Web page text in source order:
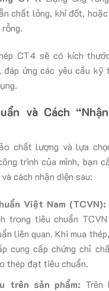
chất lỏng, khí đốt,
CT4 sẽ có kích
đáp ứng các yêu cầu
và Cách
chất lượng và lựa
trình của mình, bạn
cách nhận diện sau:
Việt Nam (TCVN):
trong tiêu chuẩn
liên quan. Khi mua
cung cấp chứng chỉ
thép đạt tiêu chuẩn.
trên sản phẩm: Trên